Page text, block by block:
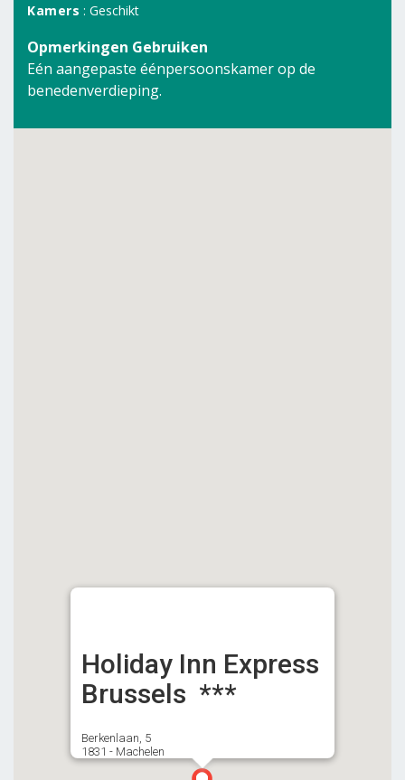
Kamers : Geschikt
Opmerkingen Gebruiken
Eén aangepaste éénpersoonskamer op de
benedenverdieping.
Holiday Inn Express
Brussels ***
Berkenlaan, 5
1831 - Machelen